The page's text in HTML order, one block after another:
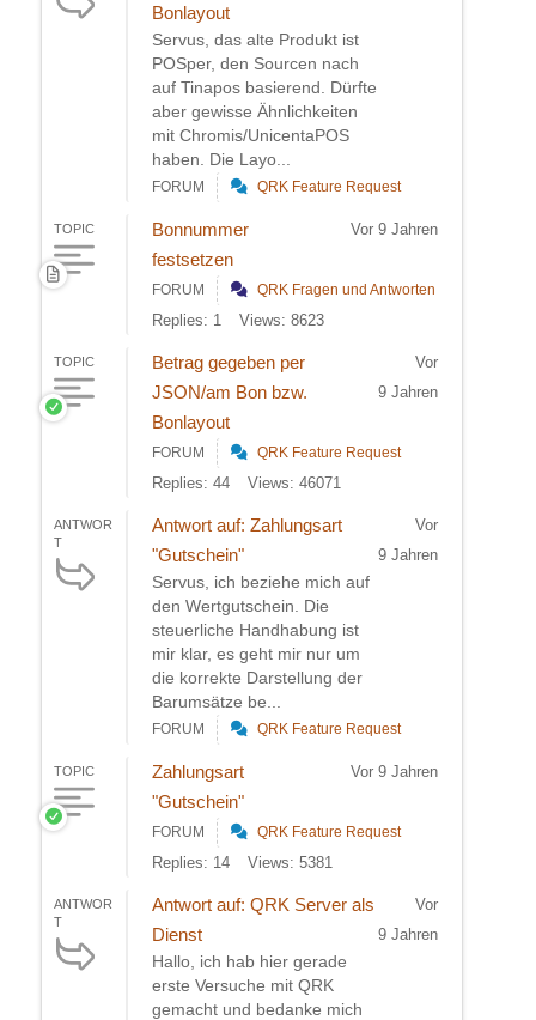
Bonlayout
Servus, das alte Produkt ist
POSper, den Sourcen nach
auf Tinapos basierend. Dürfte
aber gewisse Ähnlichkeiten
mit Chromis/UnicentaPOS
haben. Die Layo...
FORUM QRK Feature Request
TOPIC
Bonnummer
festsetzen
Vor 9 Jahren
FORUM QRK Fragen und Antworten
Replies: 1 Views: 8623
TOPIC
Betrag gegeben per
JSON/am Bon bzw.
Bonlayout
Vor
9 Jahren
FORUM QRK Feature Request
Replies: 44 Views: 46071
ANTWOR
T
Antwort auf: Zahlungsart
"Gutschein"
Servus, ich beziehe mich auf
den Wertgutschein. Die
steuerliche Handhabung ist
mir klar, es geht mir nur um
die korrekte Darstellung der
Barumsätze be...
Vor
9 Jahren
FORUM QRK Feature Request
TOPIC
Zahlungsart
"Gutschein"
Vor 9 Jahren
FORUM QRK Feature Request
Replies: 14 Views: 5381
ANTWOR
T
Antwort auf: QRK Server als
Dienst
Hallo, ich hab hier gerade
erste Versuche mit QRK
gemacht und bedanke mich
Vor
9 Jahren